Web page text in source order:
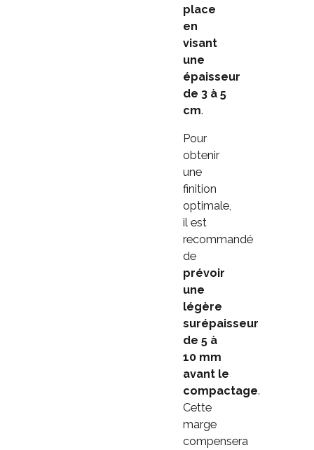
place
en
visant
une
épaisseur
de 3 à 5
cm.
Pour
obtenir
une
finition
optimale,
il est
recommandé
de
prévoir
une
légère
surépaisseur
de 5 à
10 mm
avant le
compactage.
Cette
marge
compensera